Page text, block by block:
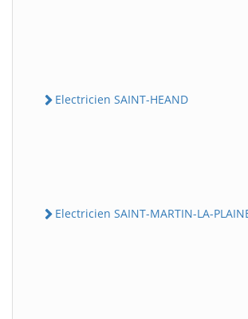
Electricien SAINT-HEAND
Electricien SAINT-MARTIN-LA-